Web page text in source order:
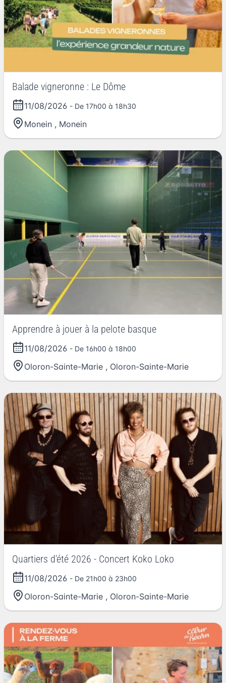
Balade vigneronne : Le Dôme
11/08/2026 - De 17h00 à 18h30
Monein , Monein
Apprendre à jouer à la pelote basque
11/08/2026 - De 16h00 à 18h00
Oloron-Sainte-Marie , Oloron-Sainte-Marie
Quartiers d'été 2026 - Concert Koko Loko
11/08/2026 - De 21h00 à 23h00
Oloron-Sainte-Marie , Oloron-Sainte-Marie